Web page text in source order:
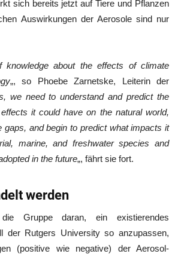
sich bereits jetzt auf Tiere und Pflanzen
Auswirkungen der Aerosole sind nur
about the effects of climate
„, so Phoebe Zarnetske, Leiterin der
we need to understand and predict the
it could have on the natural world,
gaps, and begin to predict what impacts it
marine, and freshwater species and
in the future„, fährt sie fort.
werden
Gruppe daran, ein existierendes
der Rutgers University so anzupassen,
(positive wie negative) der Aerosol-